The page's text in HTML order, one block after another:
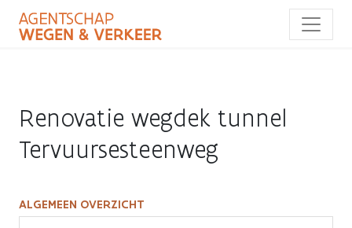
naar
Renovatie wegdek tunnel
Tervuursesteenweg
Renovatie
ALGEMEEN OVERZICHT